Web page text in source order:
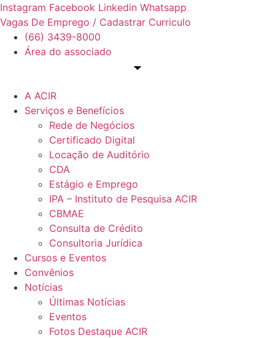
Ir
para
conteúdo
Instagram Facebook Linkedin Whatsapp
Vagas De Emprego / Cadastrar Curriculo
(66) 3439-8000
Área do associado
A ACIR
Serviços e Benefícios
Rede de Negócios
Certificado Digital
Locação de Auditório
CDA
Estágio e Emprego
IPA – Instituto de Pesquisa ACIR
CBMAE
Consulta de Crédito
Consultoria Jurídica
Cursos e Eventos
Convênios
Notícias
Últimas Notícias
Eventos
Fotos Destaque ACIR